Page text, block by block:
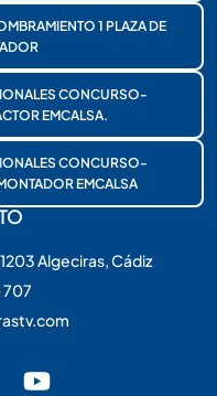
1 PLAZA DE
CONCURSO-
EMCALSA.
CONCURSO-
EMCALSA
Algeciras, Cádiz
707